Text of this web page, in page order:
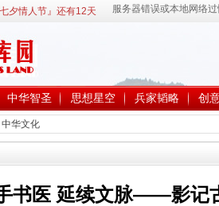
夕情人节』还有12天
中华智圣 思想星空 兵家韬略 创
中华文化
书医 延续文脉——影记